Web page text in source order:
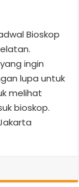
Bioskop
ingin
lupa untuk
melihat
bioskop.